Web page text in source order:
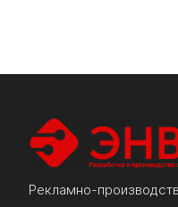
Рекламно-